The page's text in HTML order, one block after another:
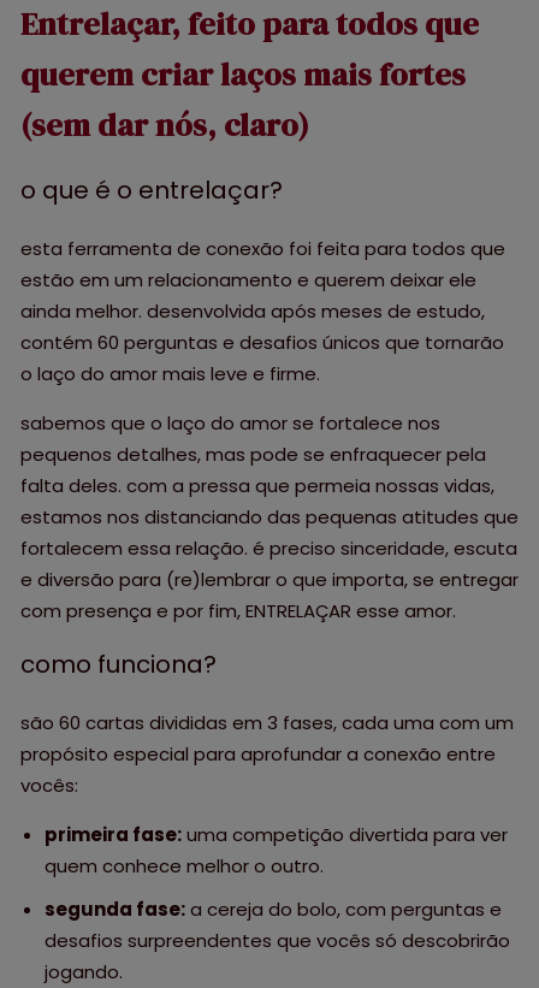
Entrelaçar, feito para todos que
querem criar laços mais fortes
(sem dar nós, claro)
o que é o entrelaçar?
esta ferramenta de conexão foi feita para todos que
estão em um relacionamento e querem deixar ele
ainda melhor. desenvolvida após meses de estudo,
contém 60 perguntas e desafios únicos que tornarão
o laço do amor mais leve e firme.
sabemos que o laço do amor se fortalece nos
pequenos detalhes, mas pode se enfraquecer pela
falta deles. com a pressa que permeia nossas vidas,
estamos nos distanciando das pequenas atitudes que
fortalecem essa relação. é preciso sinceridade, escuta
e diversão para (re)lembrar o que importa, se entregar
com presença e por fim, ENTRELAÇAR esse amor.
como funciona?
são 60 cartas divididas em 3 fases, cada uma com um
propósito especial para aprofundar a conexão entre
vocês:
primeira fase:uma competição divertida para ver
quem conhece melhor o outro.
segunda fase:a cereja do bolo, com perguntas e
desafios surpreendentes que vocês só descobrirão
jogando.